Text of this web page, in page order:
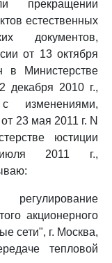
прекращении
естественных
документов,
от 13 октября
в Министерстве
декабря 2010 г.,
изменениями,
23 мая 2011 г. N
юстиции
2011 г.,
акционерного
сети", г. Москва,
тепловой